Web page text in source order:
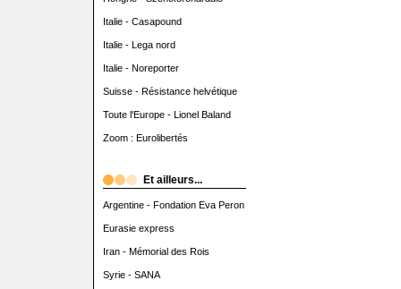
Italie - Casapound
Italie - Lega nord
Italie - Noreporter
Suisse - Résistance helvétique
Toute l'Europe - Lionel Baland
Zoom : Eurolibertés
Et ailleurs...
Argentine - Fondation Eva Peron
Eurasie express
Iran - Mémorial des Rois
Syrie - SANA